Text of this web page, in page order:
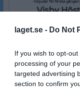
laget.se - Do Not
If you wish to opt-
processing of your
targeted advertising
section to confirm
Inbjudan: Visby